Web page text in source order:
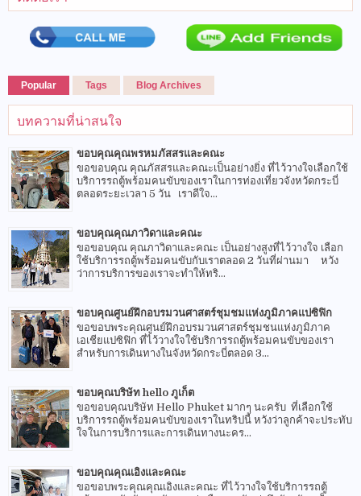
Popular Tags Blog Archives
บทความที่น่าสนใจ
ขอบคุณคุณพรหมภัสสรและคณะ
ขอขอบคุณ คุณภัสสรและคณะเป็นอย่างยิ่ง ที่ไว้วางใจเลือกใช้
บริการรถตู้พร้อมคนขับของเราในการท่องเที่ยวจังหวัดกระบี่
ตลอดระยะเวลา 5 วัน เราดีใจ...
ขอบคุณคุณภาวิดาและคณะ
ขอขอบคุณ คุณภาวิดาและคณะ เป็นอย่างสูงที่ไว้วางใจ เลือก
ใช้บริการรถตู้พร้อมคนขับกับเราตลอด 2 วันที่ผ่านมา หวัง
ว่าการบริการของเราจะทำให้ทริ...
ขอบคุณศูนย์ฝึกอบรมวนศาสตร์ชุมชมแห่งภูมิภาคแปซิฟิก
ขอขอบพระคุณศูนย์ฝึกอบรมวนศาสตร์ชุมชนแห่งภูมิภาค
เอเชียแปซิฟิก ที่ไว้วางใจใช้บริการรถตู้พร้อมคนขับของเรา
สำหรับการเดินทางในจังหวัดกระบี่ตลอด 3...
ขอบคุณบริษัท hello ภูเก็ต
ขอขอบคุณบริษัท Hello Phuket มากๆ นะครับ ที่เลือกใช้
บริการรถตู้พร้อมคนขับของเราในทริปนี้ หวังว่าลูกค้าจะประทับ
ใจในการบริการและการเดินทางนะคร...
ขอบคุณคุณเอิงและคณะ
ขอขอบพระคุณคุณเอิงและคณะ ที่ไว้วางใจใช้บริการรถตู้